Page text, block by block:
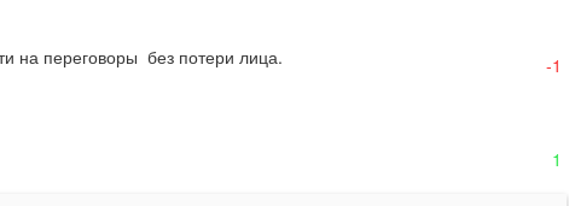
на переговоры  без потери лица. -1
1